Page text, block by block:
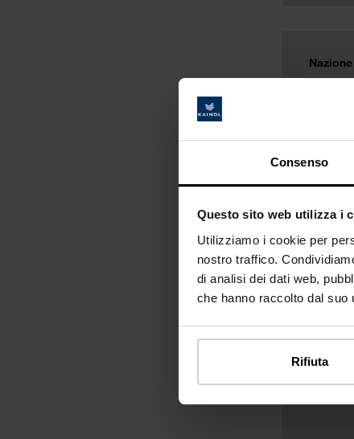
Consenso
Questo sito web utilizza i
Utilizziamo i cookie per
nostro traffico.
di analisi dei dati web,
che hanno raccolto dal
Rifiuta